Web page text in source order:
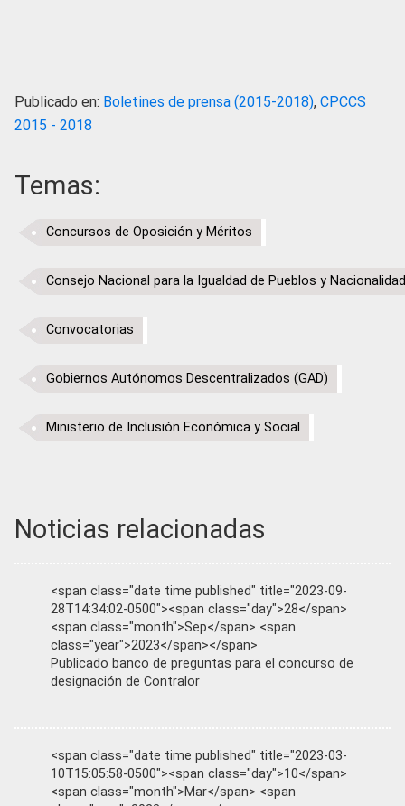
Publicado en: Boletines de prensa (2015-2018), CPCCS
2015 - 2018
Temas:
Concursos de Oposición y Méritos
Consejo Nacional para la Igualdad de Pueblos y
Convocatorias
Gobiernos Autónomos Descentralizados (GAD)
Ministerio de Inclusión Económica y Social
Noticias relacionadas
<span class="date time published" title="2023-09-
28T14:34:02-0500"><span class="day">28</span>
<span class="month">Sep</span> <span
class="year">2023</span></span>
Publicado banco de preguntas para el concurso de
designación de Contralor
<span class="date time published" title="2023-03-
10T15:05:58-0500"><span class="day">10</span>
<span class="month">Mar</span> <span